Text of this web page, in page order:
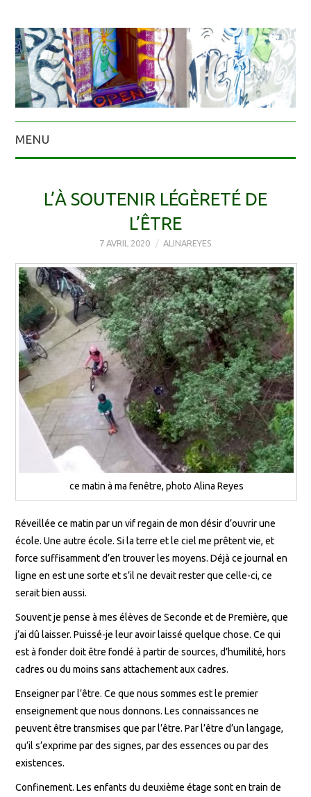
MENU
L’À SOUTENIR LÉGÈRETÉ DE
L’ÊTRE
7 AVRIL 2020 ALINAREYES
ce matin à ma fenêtre, photo Alina Reyes
Réveillée ce matin par un vif regain de mon désir d’ouvrir une
école. Une autre école. Si la terre et le ciel me prêtent vie, et
force suffisamment d’en trouver les moyens. Déjà ce journal en
ligne en est une sorte et s’il ne devait rester que celle-ci, ce
serait bien aussi.
Souvent je pense à mes élèves de Seconde et de Première, que
j’ai dû laisser. Puissé-je leur avoir laissé quelque chose. Ce qui
est à fonder doit être fondé à partir de sources, d’humilité, hors
cadres ou du moins sans attachement aux cadres.
Enseigner par l’être. Ce que nous sommes est le premier
enseignement que nous donnons. Les connaissances ne
peuvent être transmises que par l’être. Par l’être d’un langage,
qu’il s’exprime par des signes, par des essences ou par des
existences.
Confinement. Les enfants du deuxième étage sont en train de